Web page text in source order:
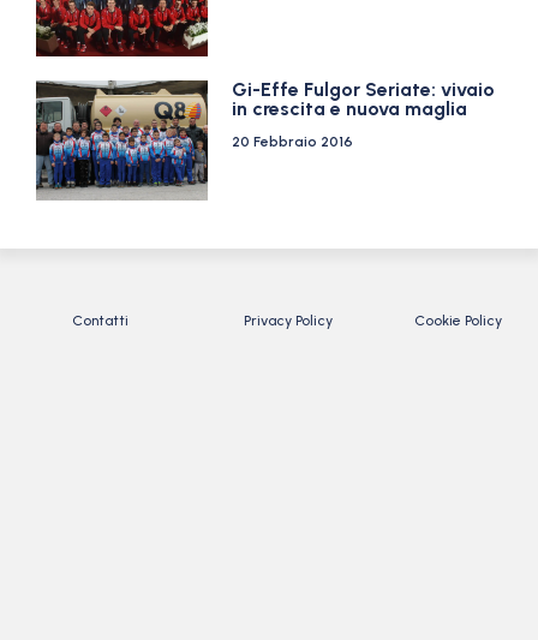
Gi-Effe Fulgor Seriate: vivaio
in crescita e nuova maglia
20 Febbraio 2016
Contatti Privacy Policy Cookie Policy